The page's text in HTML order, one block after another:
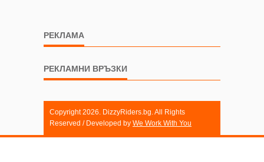
РЕКЛАМА
РЕКЛАМНИ ВРЪЗКИ
Copyright 2026. DizzyRiders.bg. All Rights
Reserved / Developed by We Work With You